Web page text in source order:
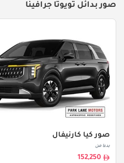
صور بدائل تويوتا جرافينا
صور كيا كارنيفال
بدءا من
152,250